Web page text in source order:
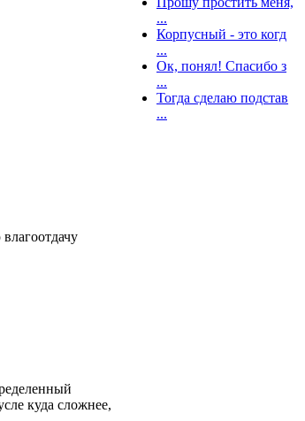
куда сложнее,
...
Корпусный - это когд
...
Ок, понял! Спасибо з
...
Тогда сделаю подстав
...